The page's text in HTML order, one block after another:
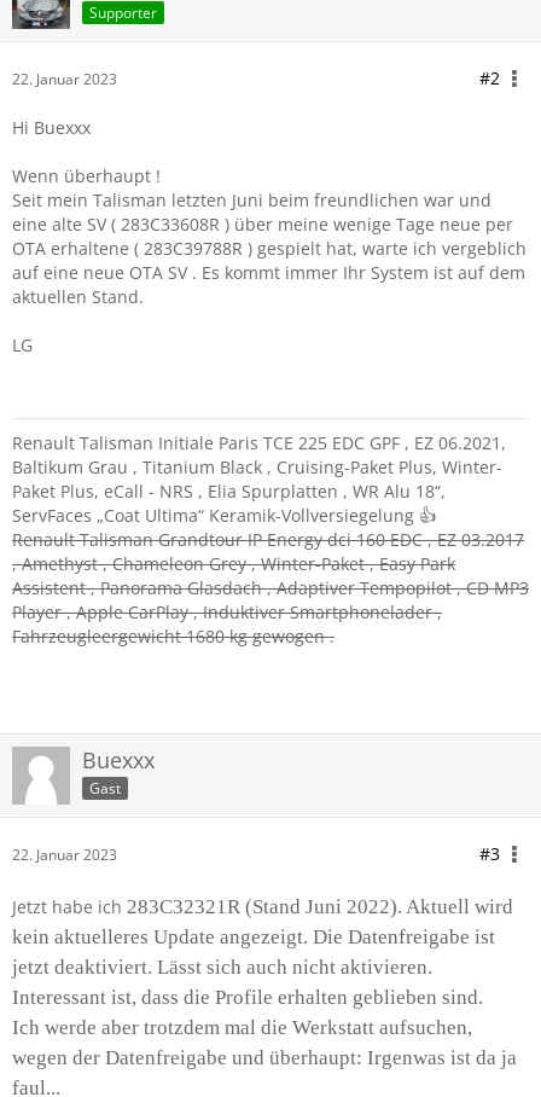
Supporter
22. Januar 2023 #2
Hi Buexxx
Wenn überhaupt !
Seit mein Talisman letzten Juni beim freundlichen war und
eine alte SV ( 283C33608R ) über meine wenige Tage neue per
OTA erhaltene ( 283C39788R ) gespielt hat, warte ich vergeblich
auf eine neue OTA SV . Es kommt immer Ihr System ist auf dem
aktuellen Stand.
LG
Renault Talisman Initiale Paris TCE 225 EDC GPF , EZ 06.2021,
Baltikum Grau , Titanium Black , Cruising-Paket Plus, Winter-
Paket Plus, eCall - NRS , Elia Spurplatten , WR Alu 18“,
ServFaces „Coat Ultima“ Keramik-Vollversiegelung 👍
Renault Talisman Grandtour IP Energy dci 160 EDC , EZ 03.2017
, Amethyst , Chameleon Grey , Winter-Paket , Easy Park
Assistent , Panorama Glasdach , Adaptiver Tempopilot , CD MP3
Player , Apple CarPlay , Induktiver Smartphonelader ,
Fahrzeugleergewicht 1680 kg gewogen .
Buexxx
Gast
22. Januar 2023 #3
Jetzt habe ich 283C32321R (Stand Juni 2022). Aktuell wird
kein aktuelleres Update angezeigt. Die Datenfreigabe ist
jetzt deaktiviert. Lässt sich auch nicht aktivieren.
Interessant ist, dass die Profile erhalten geblieben sind.
Ich werde aber trotzdem mal die Werkstatt aufsuchen,
wegen der Datenfreigabe und überhaupt: Irgenwas ist da ja
faul...